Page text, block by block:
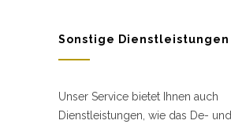
Sonstige Dienstleistungen
Unser Service bietet Ihnen auch
Dienstleistungen, wie das De- und